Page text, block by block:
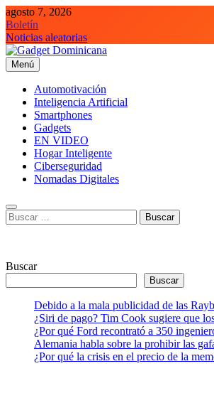
Saltar
al
contenido
agosto 7, 2026
Boletín
Noticias aleatorias
Gadget Dominicana
Gadgets, Autos y Tecnología de consumo
Menú
Automotivación
Inteligencia Artificial
Smartphones
Gadgets
EN VIDEO
Hogar Inteligente
Ciberseguridad
Nomadas Digitales
Buscar:
Buscar
Buscar
Debido a la mala publicidad de las
¿Siri de pago? Tim Cook sugiere que
¿Por qué Ford recontrató a 350
Alemania habla sobre la prohibir las
¿Por qué la crisis en el precio de la